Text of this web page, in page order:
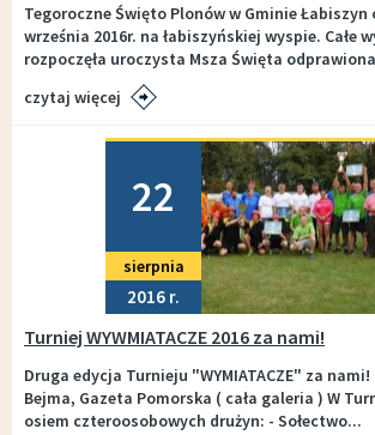
Tegoroczne Święto Plonów w Gminie Łabiszyn
września 2016r. na łabiszyńskiej wyspie. Całe
rozpoczęła uroczysta Msza Święta
czytaj więcej
22
sierpnia
2016
Turniej WYWMIATACZE 2016 za nami!
Druga edycja Turnieju "WYMIATACZE" za
Bejma, Gazeta Pomorska ( cała galeria ) W
osiem czteroosobowych drużyn: - Sołectwo...